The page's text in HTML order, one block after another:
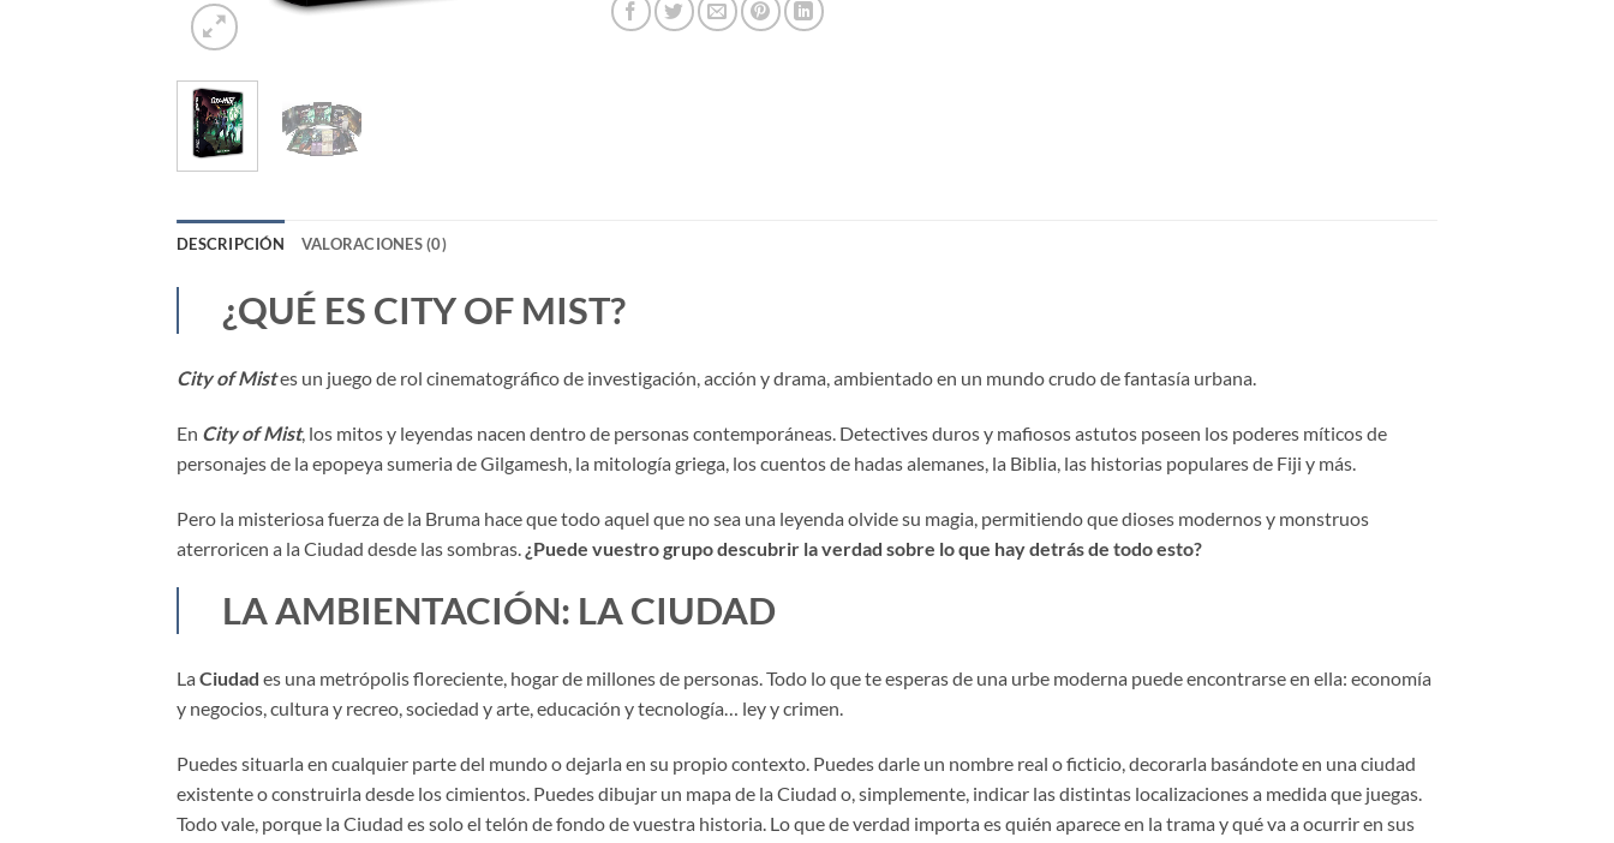
DESCRIPCIÓN VALORACIONES (0)
¿QUÉ ES CITY OF MIST?
City of Mistes un juego de rol cinematográfico de investigación, acción y drama, ambientado en un mundo crudo de fantasía urbana.
En City of Mist, los mitos y leyendas nacen dentro de personas contemporáneas. Detectives duros y mafiosos astutos poseen los poderes míticos de
personajes de la epopeya sumeria de Gilgamesh, la mitología griega, los cuentos de hadas alemanes, la Biblia, las historias populares de Fiji y más.
Pero la misteriosa fuerza de la Bruma hace que todo aquel que no sea una leyenda olvide su magia, permitiendo que dioses modernos y monstruos
aterroricen a la Ciudad desde las sombras. ¿Puede vuestro grupo descubrir la verdad sobre lo que hay detrás de todo esto?
LA AMBIENTACIÓN: LA CIUDAD
La Ciudad es una metrópolis floreciente, hogar de millones de personas. Todo lo que te esperas de una urbe moderna puede encontrarse en ella: economía
y negocios, cultura y recreo, sociedad y arte, educación y tecnología… ley y crimen.
Puedes situarla en cualquier parte del mundo o dejarla en su propio contexto. Puedes darle un nombre real o ficticio, decorarla basándote en una ciudad
existente o construirla desde los cimientos. Puedes dibujar un mapa de la Ciudad o, simplemente, indicar las distintas localizaciones a medida que juegas.
Todo vale, porque la Ciudad es solo el telón de fondo de vuestra historia. Lo que de verdad importa es quién aparece en la trama y qué va a ocurrir en sus